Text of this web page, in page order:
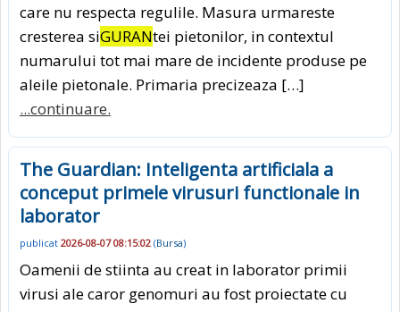
care nu respecta regulile. Masura urmareste
cresterea siGURANtei pietonilor, in contextul
numarului tot mai mare de incidente produse pe
aleile pietonale. Primaria precizeaza […]
...continuare.
The Guardian: Inteligenta artificiala a
conceput primele virusuri functionale in
laborator
publicat 2026-08-07 08:15:02 (Bursa)
Oamenii de stiinta au creat in laborator primii
virusi ale caror genomuri au fost proiectate cu